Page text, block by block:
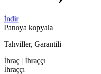
İndir
Panoya kopyala
Tahviller, Garantili
İhraç | İhraççı
İhraççı